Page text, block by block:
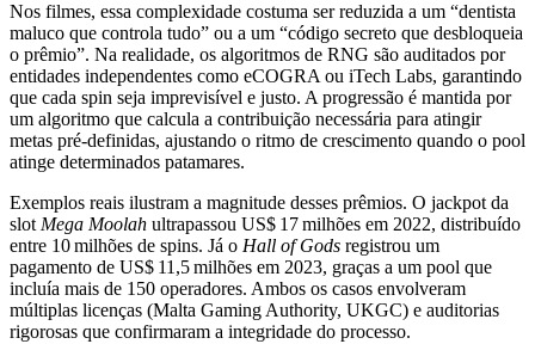
Nos filmes, essa complexidade costuma ser reduzida a um “dentista
maluco que controla tudo” ou a um “código secreto que desbloqueia
o prêmio”. Na realidade, os algoritmos de RNG são auditados por
entidades independentes como eCOGRA ou iTech Labs, garantindo
que cada spin seja imprevisível e justo. A progressão é mantida por
um algoritmo que calcula a contribuição necessária para atingir
metas pré‑definidas, ajustando o ritmo de crescimento quando o pool
atinge determinados patamares.
Exemplos reais ilustram a magnitude desses prêmios. O jackpot da
slot Mega Moolah ultrapassou US$ 17 milhões em 2022, distribuído
entre 10 milhões de spins. Já o Hall of Gods registrou um
pagamento de US$ 11,5 milhões em 2023, graças a um pool que
incluía mais de 150 operadores. Ambos os casos envolveram
múltiplas licenças (Malta Gaming Authority, UKGC) e auditorias
rigorosas que confirmaram a integridade do processo.